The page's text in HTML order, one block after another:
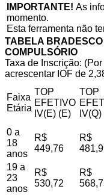
IMPORTANTE! As
momento.
Esta ferramenta não
TABELA
COMPULSÓRIO
Taxa de Inscrição:
acrescentar IOF de
Faixa
Etária
TOP
EFETIVO
IV(E) (E)
TOP
0 a
18
anos
R$
449,76
R$
19 a
23
anos
R$
530,72
R$